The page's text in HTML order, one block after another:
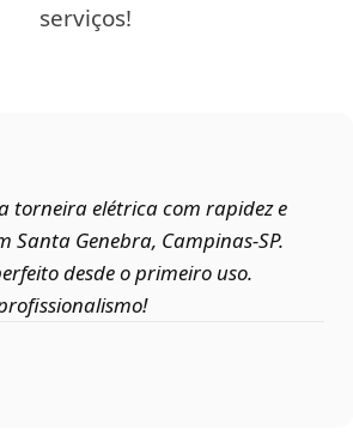
serviços!
torneira elétrica com rapidez e
Santa Genebra, Campinas‑SP.
desde o primeiro uso.